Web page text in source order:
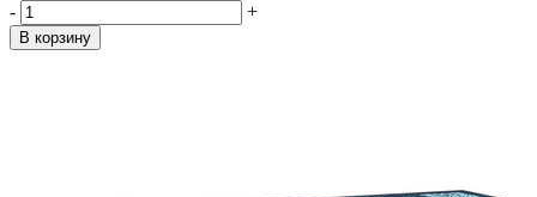
- +
В корзину